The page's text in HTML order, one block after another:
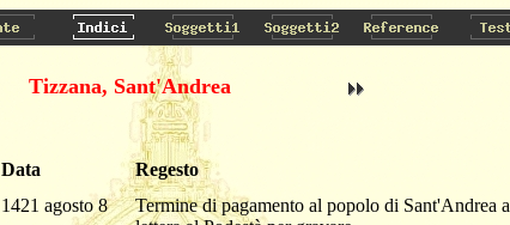
Tizzana, Sant'Andrea
Data Regesto
1421 agosto 8
Termine di pagamento al popolo di Sant'Andrea